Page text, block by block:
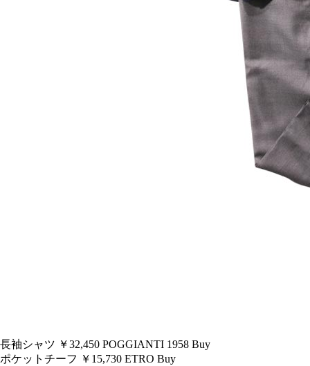
長袖シャツ ￥32,450 POGGIANTI 1958 Buy
ポケットチーフ ￥15,730 ETRO Buy